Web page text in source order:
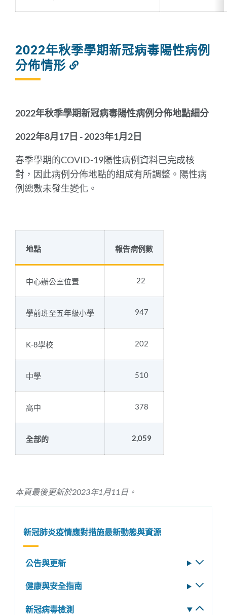
2022年秋季學期新冠病毒陽性病例
分佈情形
部
2022年秋季學期新冠病毒陽性病例分佈地點細分
2022年8月17日 - 2023年1月2日
春季學期的COVID-19陽性病例資料已完成核
對，因此病例分佈地點的組成有所調整。陽性病
例總數未發生變化。
地點 報告病例數
中心辦公室位置 22
學前班至五年級小學 947
K-8學校 202
中學 510
高中 378
全部的 2,059
本頁最後更新於2023年1月11日。
新冠肺炎疫情應對措施最新動態與資源
公告與更新
健康與安全指南
新冠病毒檢測